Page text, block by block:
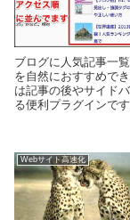
ブログに人気記事一
を自然におすすめで
は記事の後やサイド
る便利プラグインです
Webサイト高速化